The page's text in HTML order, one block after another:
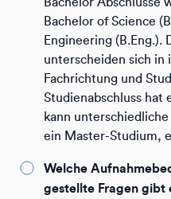
Bachelor of Science
Engineering (B.Eng.).
unterscheiden sich in
Fachrichtung und
Studienabschluss hat
kann
ein Master-Studium,
Welche
gestellte Fragen gibt